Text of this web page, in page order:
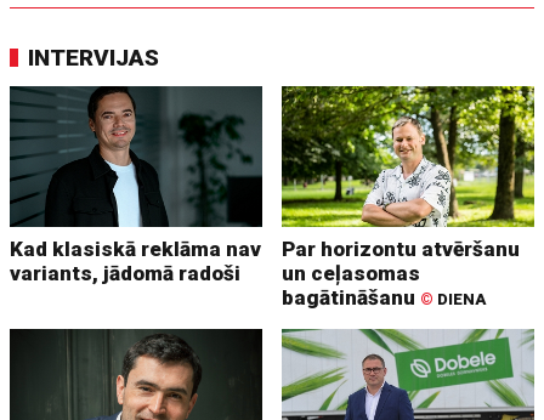
INTERVIJAS
Kad klasiskā reklāma nav
variants, jādomā radoši
Par horizontu atvēršanu
un ceļasomas
bagātināšanu © DIENA